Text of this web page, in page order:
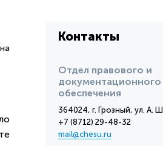
Контакты
Отдел правового и
документационного
обеспечения
364024, г. Грозный, ул. А.
+7 (8712) 29-48-32
mail@chesu.ru